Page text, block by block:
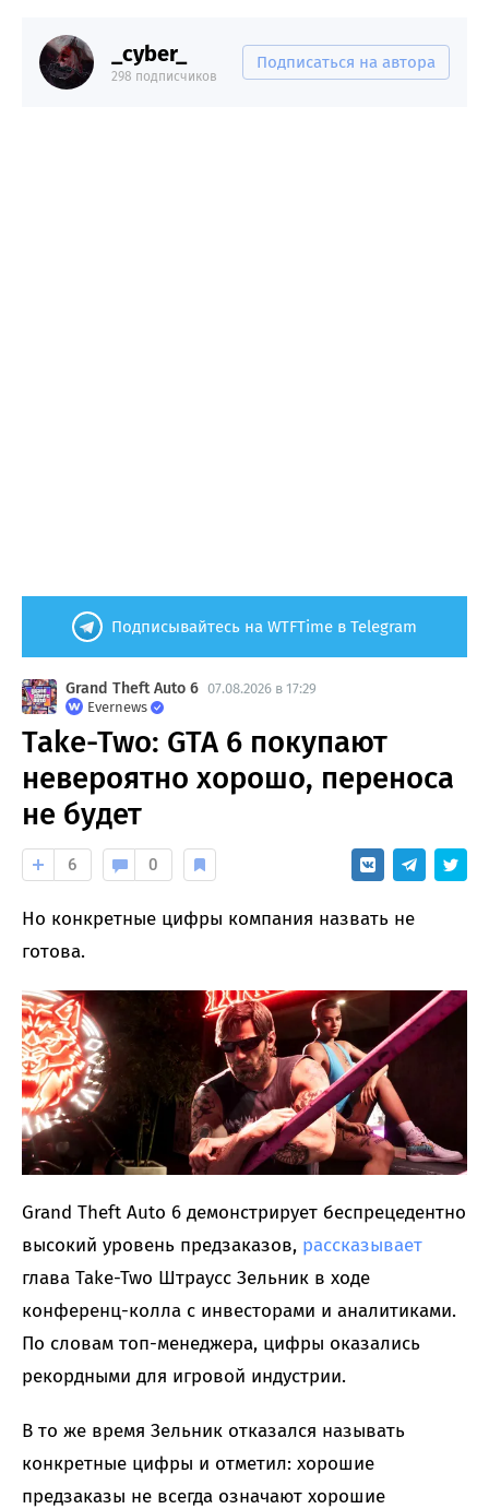
_cyber_
298 подписчиков
Подписаться на автора
Подписывайтесь на WTFTime в Telegram
Grand Theft Auto 6 07.08.2026 в 17:29
Evernews
Take-Two: GTA 6 покупают
невероятно хорошо, переноса
не будет
6 0
Но конкретные цифры компания назвать не
готова.
Grand Theft Auto 6 демонстрирует беспрецедентно
высокий уровень предзаказов, рассказывает
глава Take-Two Штраусс Зельник в ходе
конференц-колла с инвесторами и аналитиками.
По словам топ-менеджера, цифры оказались
рекордными для игровой индустрии.
В то же время Зельник отказался называть
конкретные цифры и отметил: хорошие
предзаказы не всегда означают хорошие